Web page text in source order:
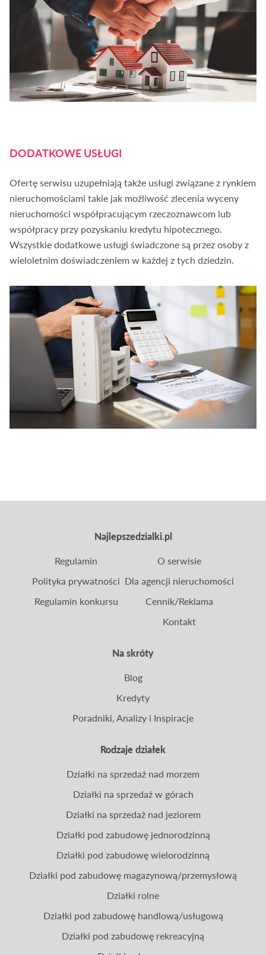
DODATKOWE USŁUGI
Ofertę serwisu uzupełniają także usługi związane z rynkiem
nieruchomościami takie jak możliwość zlecenia wyceny
nieruchomości współpracującym rzeczoznawcom lub
współpracy przy pozyskaniu kredytu hipotecznego.
Wszystkie dodatkowe usługi świadczone są przez osoby z
wieloletnim doświadczeniem w każdej z tych dziedzin.
Najlepszedzialki.pl
Na skróty
Rodzaje działek
Regulamin
Polityka prywatności
Regulamin konkursu
O serwisie
Dla agencji nieruchomości
Cennik/Reklama
Kontakt
Blog
Kredyty
Poradniki, Analizy i Inspiracje
Działki na sprzedaż nad morzem
Działki na sprzedaż w górach
Działki na sprzedaż nad jeziorem
Działki pod zabudowę jednorodzinną
Działki pod zabudowę wielorodzinną
Działki pod zabudowę magazynową/przemysłową
Działki rolne
Działki pod zabudowę handlową/usługową
Działki pod zabudowę rekreacyjną